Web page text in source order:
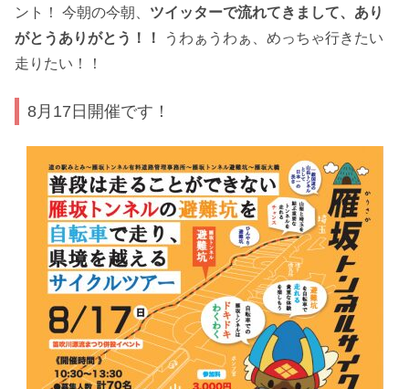
ント！ 今朝の今朝、 ツイッターで流れてきまして、あり
がとうありがとう！！
うわぁうわぁ、めっちゃ行きたい
走りたい！！
8月17日開催です！